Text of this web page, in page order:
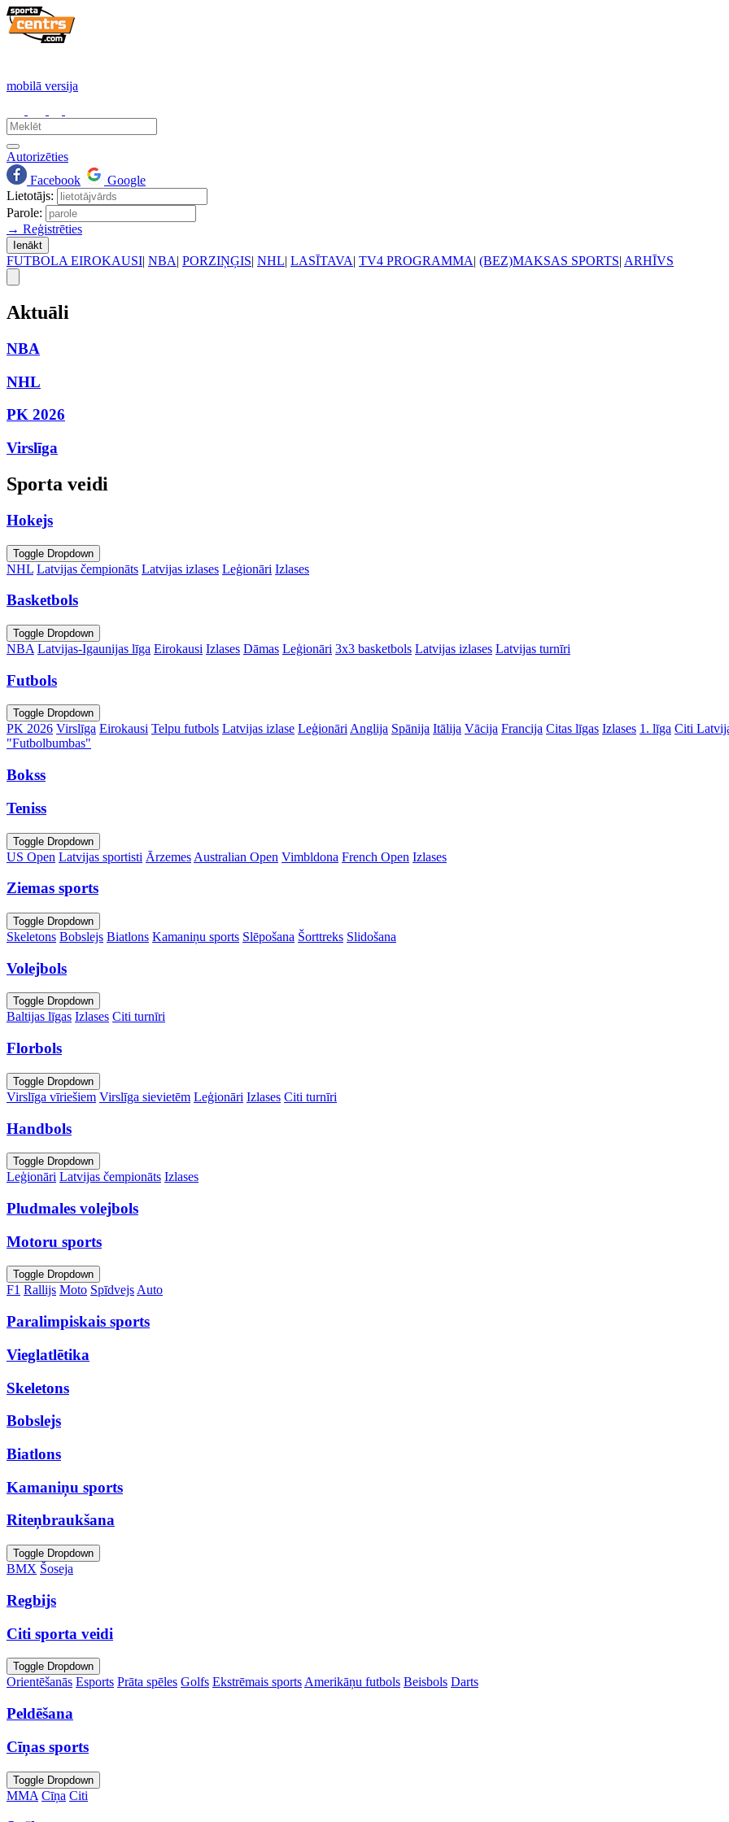
mobilā versija
Autorizēties
Facebook
Google
Lietotājs:
Parole:
→ Reģistrēties
Ienākt
FUTBOLA EIROKAUSI| NBA| PORZIŅĢIS| NHL| LASĪTAVA| TV4 PROGRAMMA| (BEZ)MAKSAS SPORTS| ARHĪVS
Aktuāli
NBA
NHL
PK 2026
Virslīga
Sporta veidi
Hokejs
Toggle Dropdown
NHL Latvijas čempionāts Latvijas izlases Leģionāri Izlases
Basketbols
Toggle Dropdown
NBA Latvijas-Igaunijas līga Eirokausi Izlases Dāmas Leģionāri 3x3 basketbols Latvijas izlases Latvijas turnīri
Futbols
Toggle Dropdown
PK 2026 Virslīga Eirokausi Telpu futbols Latvijas izlase Leģionāri Anglija Spānija Itālija Vācija Francija Citas līgas Izlases 1. līga Citi
"Futbolbumbas"
Bokss
Teniss
Toggle Dropdown
US Open Latvijas sportisti Ārzemes Australian Open Vimbldona French Open Izlases
Ziemas sports
Toggle Dropdown
Skeletons Bobslejs Biatlons Kamaniņu sports Slēpošana Šorttreks Slidošana
Volejbols
Toggle Dropdown
Baltijas līgas Izlases Citi turnīri
Florbols
Toggle Dropdown
Virslīga vīriešiem Virslīga sievietēm Leģionāri Izlases Citi turnīri
Handbols
Toggle Dropdown
Leģionāri Latvijas čempionāts Izlases
Pludmales volejbols
Motoru sports
Toggle Dropdown
F1 Rallijs Moto SpīdvejsAuto
Paralimpiskais sports
Vieglatlētika
Skeletons
Bobslejs
Biatlons
Kamaniņu sports
Riteņbraukšana
Toggle Dropdown
BMX Šoseja
Regbijs
Citi sporta veidi
Toggle Dropdown
Orientēšanās Esports Prāta spēles Golfs Ekstrēmais sports Amerikāņu futbols Beisbols Darts
Peldēšana
Cīņas sports
Toggle Dropdown
MMA Cīņa Citi